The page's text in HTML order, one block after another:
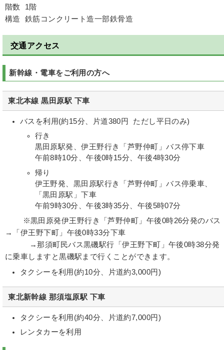
階数 1階
構造 鉄筋コンクリート造一部鉄骨造
交通アクセス
新幹線・電車をご利用の方へ
東北本線 黒田原駅 下車
バスを利用(約15分、片道380円 ただし平日のみ)
行き
黒田原駅発、伊王野行き「芦野仲町」バス停下車
午前8時10分、午後0時15分、午後4時30分
帰り
伊王野発、黒田原駅行き「芦野仲町」バス停乗車、
「黒田原駅」下車
午前9時30分、午後3時35分、午後5時07分
※黒田原発伊王野行き「芦野仲町」午後0時26分発のバス
→「伊王野下町」午後0時33分下車
→那須町民バス黒磯駅行「伊王野下町」午後0時38分発
に乗車しますと黒磯駅まで行くことができます。
タクシーを利用(約10分、片道約3,000円)
東北新幹線 那須塩原駅 下車
タクシーを利用(約40分、片道約7,000円)
レンタカーを利用